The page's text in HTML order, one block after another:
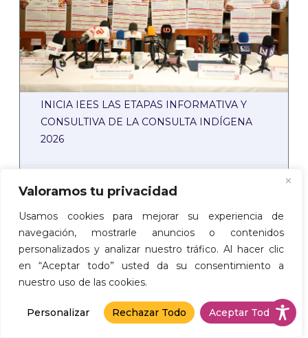
Valoramos tu privacidad
Usamos cookies para mejorar su experiencia de
navegación, mostrarle anuncios o contenidos
personalizados y analizar nuestro tráfico. Al hacer clic
en “Aceptar todo” usted da su consentimiento a
nuestro uso de las cookies.
Personalizar Rechazar Todo Aceptar Todo
INICIA IEES LAS ETAPAS INFORMATIVA Y
CONSULTIVA DE LA CONSULTA INDÍGENA
2026
BOLETINES